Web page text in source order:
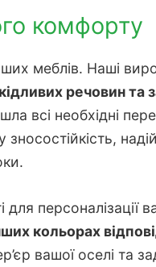
комфорту
меблів. Наші
речовин та
необхідні
зносостійкість,
персоналізації
кольорах
вашої оселі та